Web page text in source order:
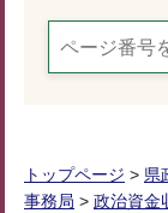
トップページ > 県
事務局 > 政治資金